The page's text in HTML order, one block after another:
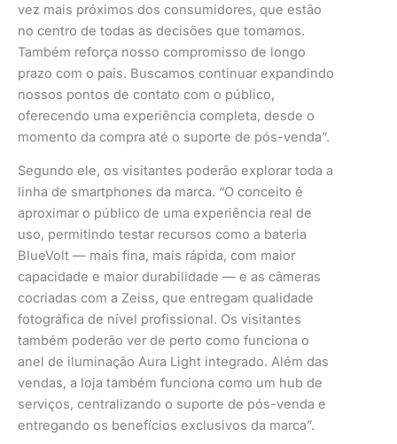
vez mais próximos dos consumidores, que estão
no centro de todas as decisões que tomamos.
Também reforça nosso compromisso de longo
prazo com o país. Buscamos continuar expandindo
nossos pontos de contato com o público,
oferecendo uma experiência completa, desde o
momento da compra até o suporte de pós-venda”.
Segundo ele, os visitantes poderão explorar toda a
linha de smartphones da marca. “O conceito é
aproximar o público de uma experiência real de
uso, permitindo testar recursos como a bateria
BlueVolt — mais fina, mais rápida, com maior
capacidade e maior durabilidade — e as câmeras
cocriadas com a Zeiss, que entregam qualidade
fotográfica de nível profissional. Os visitantes
também poderão ver de perto como funciona o
anel de iluminação Aura Light integrado. Além das
vendas, a loja também funciona como um hub de
serviços, centralizando o suporte de pós-venda e
entregando os benefícios exclusivos da marca”.